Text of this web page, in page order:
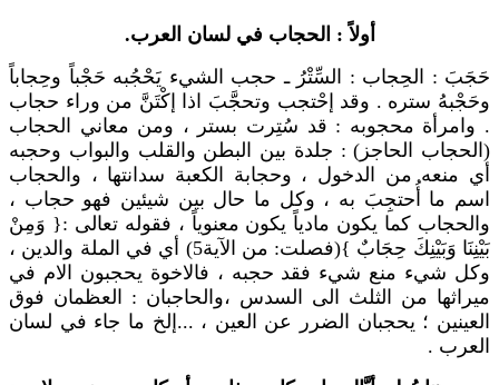
أولاً : الحجاب في لسان العرب.
حَجَبَ : الحِجاب : السِّتْرُ ـ حجب الشيء يَحْجُبه حَجْباً وحِجاباً
وحَجْبهُ ستره . وقد إحْتجب وتحجَّبَ اذا إكْتَنَّ من وراء حجاب
. وامرأة محجوبه : قد سُتِرت بستر ، ومن معاني الحجاب
(الحجاب الحاجز) : جلدة بين البطن والقلب والبواب وحجبه
أي منعه من الدخول ، وحجابة الكعبة سدانتها ، والحجاب
اسم ما أُحتجِبَ به ، وكل ما حال بين شيئين فهو حجاب ،
والحجاب كما يكون مادياً يكون معنوياً ، فقوله تعالى :{ وَمِنْ
بَيْنِنَا وَبَيْنِكَ حِجَابٌ }(فصلت: من الآية5) أي في الملة والدين ،
وكل شيء منع شيء فقد حجبه ، فالاخوة يحجبون الام في
ميراثها من الثلث الى السدس ،والحاجبان : العظمان فوق
العينين ؛ يحجبان الضرر عن العين ، ...إلخ ما جاء في لسان
العرب .